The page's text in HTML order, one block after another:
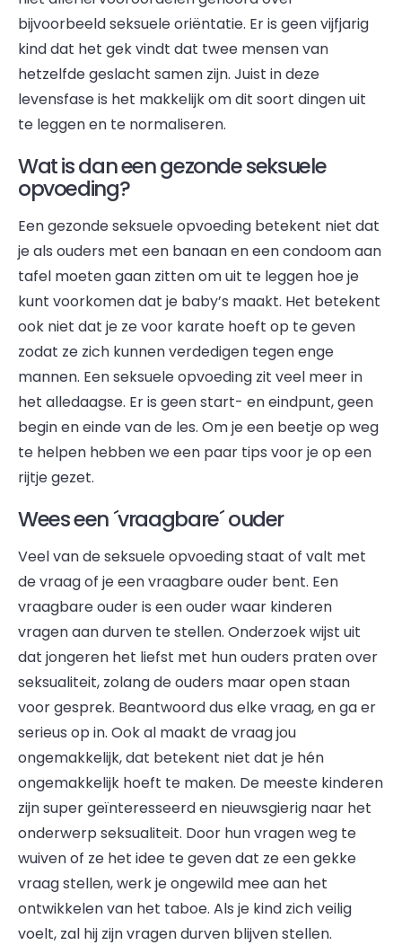
bijvoorbeeld seksuele oriëntatie. Er is geen vijfjarig
kind dat het gek vindt dat twee mensen van
hetzelfde geslacht samen zijn. Juist in deze
levensfase is het makkelijk om dit soort dingen uit
te leggen en te normaliseren.
Wat is dan een gezonde seksuele
opvoeding?
Een gezonde seksuele opvoeding betekent niet dat
je als ouders met een banaan en een condoom aan
tafel moeten gaan zitten om uit te leggen hoe je
kunt voorkomen dat je baby’s maakt. Het betekent
ook niet dat je ze voor karate hoeft op te geven
zodat ze zich kunnen verdedigen tegen enge
mannen. Een seksuele opvoeding zit veel meer in
het alledaagse. Er is geen start- en eindpunt, geen
begin en einde van de les. Om je een beetje op weg
te helpen hebben we een paar tips voor je op een
rijtje gezet.
Wees een ´vraagbare´ ouder
Veel van de seksuele opvoeding staat of valt met
de vraag of je een vraagbare ouder bent. Een
vraagbare ouder is een ouder waar kinderen
vragen aan durven te stellen. Onderzoek wijst uit
dat jongeren het liefst met hun ouders praten over
seksualiteit, zolang de ouders maar open staan
voor gesprek. Beantwoord dus elke vraag, en ga er
serieus op in. Ook al maakt de vraag jou
ongemakkelijk, dat betekent niet dat je hén
ongemakkelijk hoeft te maken. De meeste kinderen
zijn super geïnteresseerd en nieuwsgierig naar het
onderwerp seksualiteit. Door hun vragen weg te
wuiven of ze het idee te geven dat ze een gekke
vraag stellen, werk je ongewild mee aan het
ontwikkelen van het taboe. Als je kind zich veilig
voelt, zal hij zijn vragen durven blijven stellen.